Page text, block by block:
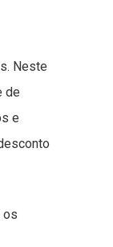
Neste
de
e
os